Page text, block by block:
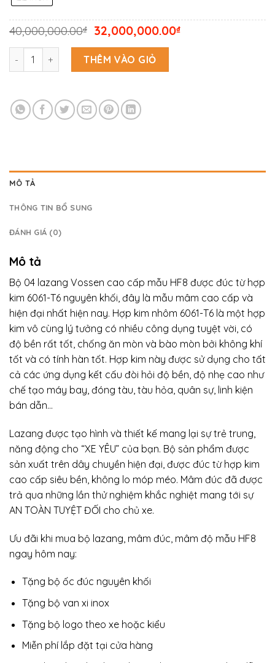
40,000,000.00₫ Giá
gốc
là:
40,000,000.00₫.
32,000,000.00₫Giá
Bộ 04 lazang Vossen cao cấp mẫu HF8 số lượng
THÊM VÀO GIỎ
MÔ TẢ
THÔNG TIN BỔ SUNG
ĐÁNH GIÁ (0)
Mô tả
Bộ 04 lazang Vossen cao cấp mẫu HF8 được đúc từ hợp
kim 6061-T6 nguyên khối, đây là mẫu mâm cao cấp và
hiện đại nhất hiện nay. Hợp kim nhôm 6061-T6 là một hợp
kim vô cùng lý tưởng có nhiều công dụng tuyệt vời, có
độ bền rất tốt, chống ăn mòn và bào mòn bởi không khí
tốt và có tính hàn tốt. Hợp kim này được sử dụng cho tất
cả các ứng dụng kết cấu đòi hỏi độ bền, độ nhẹ cao như
chế tạo máy bay, đóng tàu, tàu hỏa, quân sự, linh kiện
bán dẫn…
Lazang được tạo hình và thiết kế mang lại sự trẻ trung,
năng động cho “XE YÊU” của bạn. Bộ sản phẩm được
sản xuất trên dây chuyền hiện đại, được đúc từ hợp kim
cao cấp siêu bền, không lo móp méo. Mâm đúc đã được
trả qua những lần thử nghiệm khắc nghiệt mang tới sự
AN TOÀN TUYỆT ĐỐI cho chủ xe.
Ưu đãi khi mua bộ lazang, mâm đúc, mâm độ mẫu HF8
ngay hôm nay:
Tặng bộ ốc đúc nguyên khối
Tặng bộ van xi inox
Tặng bộ logo theo xe hoặc kiểu
Miễn phí lắp đặt tại cửa hàng